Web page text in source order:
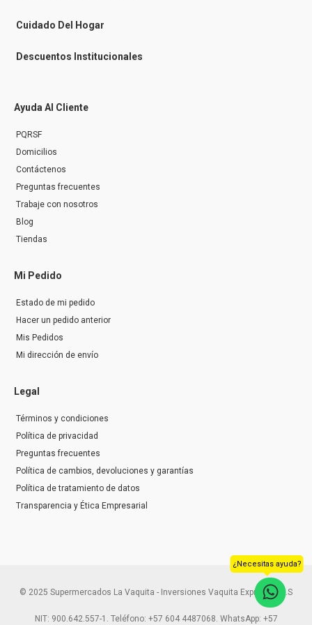
r
Cuidado Del Hogar
Descuentos Institucionales
Ayuda Al Cliente
PQRSF
Domicilios
Contáctenos
Preguntas frecuentes
Trabaje con nosotros
Blog
Tiendas
Mi Pedido
Estado de mi pedido
Hacer un pedido anterior
Mis Pedidos
Mi dirección de envío
Legal
Términos y condiciones
Política de privacidad
Preguntas frecuentes
Política de cambios, devoluciones y garantías
Política de tratamiento de datos
Transparencia y Ética Empresarial
© 2025 Supermercados La Vaquita - Inversiones Vaquita Express S.A.S
NIT: 900.642.557-1. Teléfono: +57 604 4487068. WhatsApp: +57
¿Necesitas ayuda?